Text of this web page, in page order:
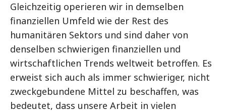
Gleichzeitig operieren wir in demselben
finanziellen Umfeld wie der Rest des
humanitären Sektors und sind daher von
denselben schwierigen finanziellen und
wirtschaftlichen Trends weltweit betroffen. Es
erweist sich auch als immer schwieriger, nicht
zweckgebundene Mittel zu beschaffen, was
bedeutet, dass unsere Arbeit in vielen